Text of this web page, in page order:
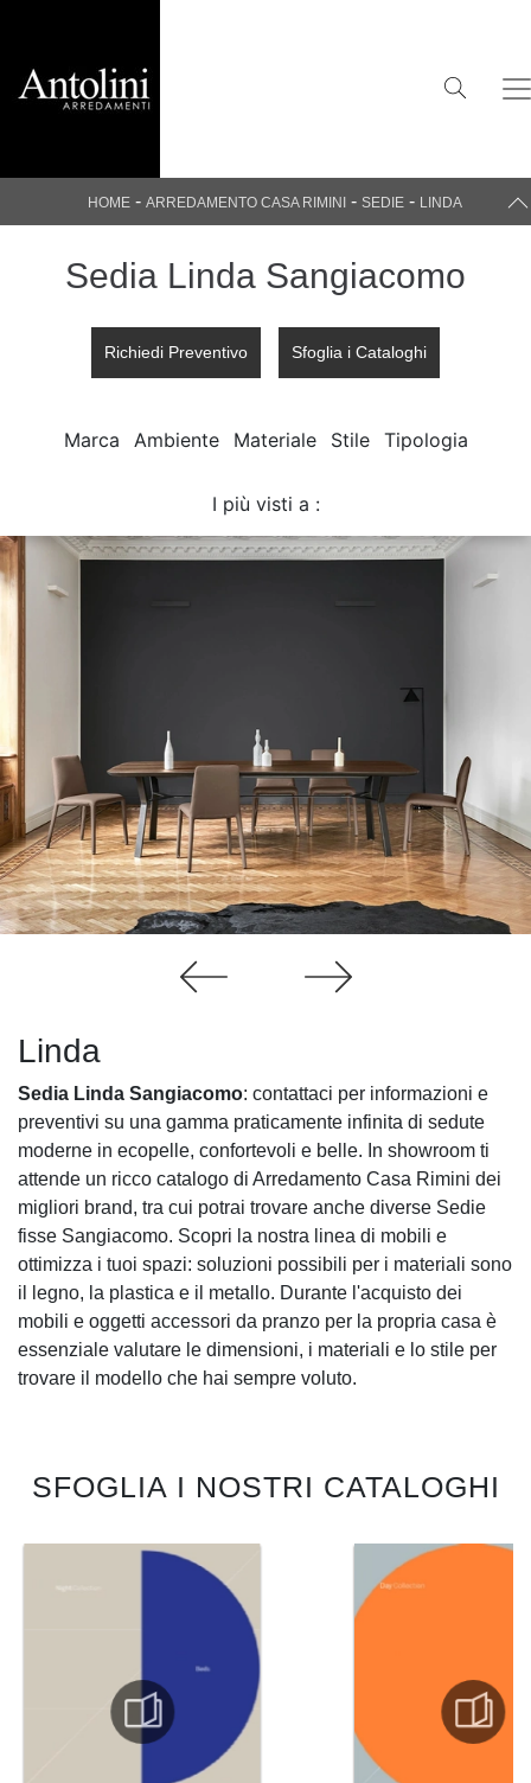
HOME- ARREDAMENTO CASA RIMINI - SEDIE - LINDA
Sedia Linda Sangiacomo
Richiedi Preventivo Sfoglia i Cataloghi
Marca Ambiente Materiale Stile Tipologia
I più visti a :
Linda
Sedia Linda Sangiacomo: contattaci per informazioni e
preventivi su una gamma praticamente infinita di sedute
moderne in ecopelle, confortevoli e belle. In showroom ti
attende un ricco catalogo di Arredamento Casa Rimini dei
migliori brand, tra cui potrai trovare anche diverse Sedie
fisse Sangiacomo. Scopri la nostra linea di mobili e
ottimizza i tuoi spazi: soluzioni possibili per i materiali sono
il legno, la plastica e il metallo. Durante l'acquisto dei
mobili e oggetti accessori da pranzo per la propria casa è
essenziale valutare le dimensioni, i materiali e lo stile per
trovare il modello che hai sempre voluto.
SFOGLIA I NOSTRI CATALOGHI